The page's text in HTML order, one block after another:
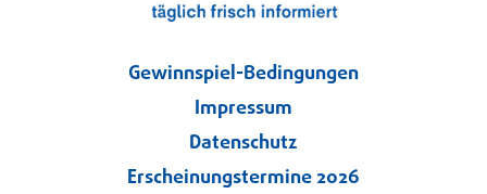
Gewinnspiel-Bedingungen
Impressum
Datenschutz
Erscheinungstermine 2026